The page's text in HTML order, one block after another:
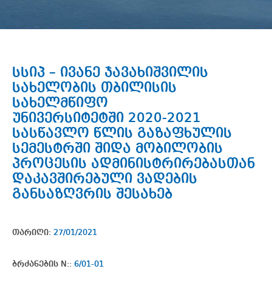
სსიპ – ივანე ჯავახიშვილის
სახელობის თბილისის
სახელმწიფო
უნივერსიტეტში 2020-2021
სასწავლო წლის გაზაფხულის
სემესტრში შიდა მობილობის
პროცესის ადმინისტრირებასთან
დაკავშირებული ვადების
განსაზღვრის შესახებ
თარიღი: 27/01/2021
ბრძანების N:: 6/01-01